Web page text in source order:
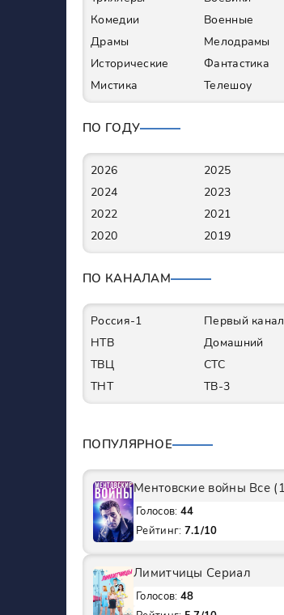
Комедии
Военные
Драмы
Мелодрамы
Исторические
Фантастика
Мистика
Телешоу
ПО ГОДУ
2026
2025
2024
2023
2022
2021
2020
2019
ПО КАНАЛАМ
Россия-1
Первый канал
НТВ
Домашний
ТВЦ
СТС
ТНТ
ТВ-3
ПОПУЛЯРНОЕ
Голосов: 44
Рейтинг: 7.1/10
Лимитчицы Сериал
Голосов: 48